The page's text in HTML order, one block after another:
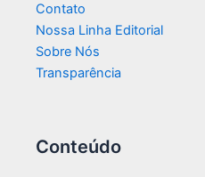
Contato
Nossa Linha Editorial
Sobre Nós
Transparência​
Conteúdo